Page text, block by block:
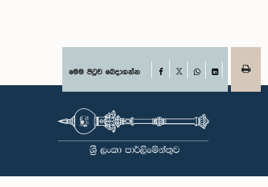
මෙම පිටුව බෙදාගන්න Facebook